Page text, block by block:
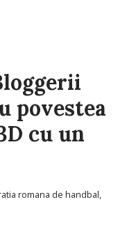
povestea
cu un
romana de handbal,